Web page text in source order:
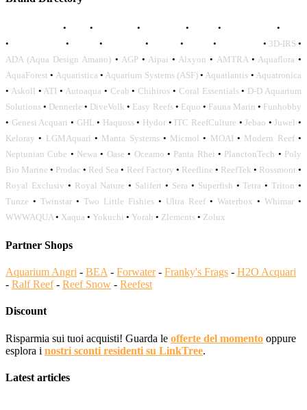
• • • • • •
•
• • • • • • 3D-IRS •
ADA (Aqua Design Amano) • AGP• Aipai • Alxyon • AMTRA• Aquaflora •
AquaForest • Aquaristica • Aquarium Systems (ASF)• Aquatlantis • Aquatronica
• Askoll • ATI • Autoaqua • Ceab • Chihiros • Coral Essentials• D-D Aquarium
Solutions • Dennerle • DiveVolk • Easy Reefs• Equo • Fauna Marin • Funhobby
• Genesi Acquari • GHL • Haquoss• Hydor • ITC ReefCulture •Jebao •Juwel •
Keloray • LGMAquari • Manta Systems• Micmol • MOAI • Modern Reef•
Neptunian Cube • Newa • Oase • Oceamo • Panta Rhei • PlanctonTech • Poly
Bio Marine • Prodac • Red Sea • Reef Factory • Reefline • ReefTek • Rossmont •
Royal Exclusiv • Royal Nature • Salifert • Sera • Superfish •Tetra •Triton •
Tunze • Twinstar • Two Little Fishies • Ultra Reef • Waterbox • Whimar •
WWWAQUA • Xaqua • Yokuchi • Yorah • Zlements • Zolux
Partner Shops
Aquarium Angri - BEA - Forwater- Franky's Frags - H2O Acquari
- Ralf Reef- Reef Snow - Reefest
Discount
Risparmia sui tuoi acquisti! Guarda le offerte del momento oppure
esplora i nostri sconti residenti su LinkTree.
Latest articles